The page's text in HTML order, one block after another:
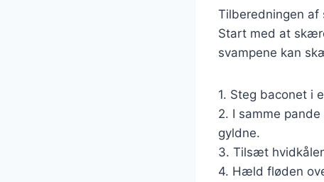
Tilberedningen af
Start med at
svampene kan
1. Steg baconet i
2. I samme
gyldne.
3. Tilsæt
4. Hæld fløden